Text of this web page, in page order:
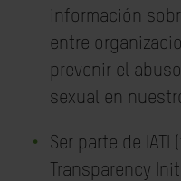
información
entre
prevenir el
sexual en
Ser parte de
Transparency